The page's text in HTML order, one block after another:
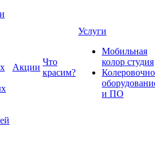
Акции
Что
красим?
Услуги
Мобильная
колор студия
и ПО